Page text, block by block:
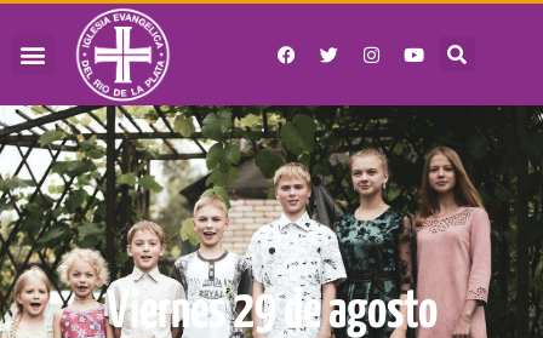
Viernes 29 de agosto